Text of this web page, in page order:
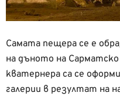
Самата пещера се е
на дъното на
кватернера са се
галерии в резултат на